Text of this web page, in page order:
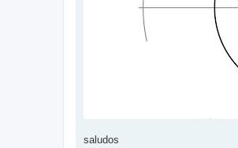
saludos